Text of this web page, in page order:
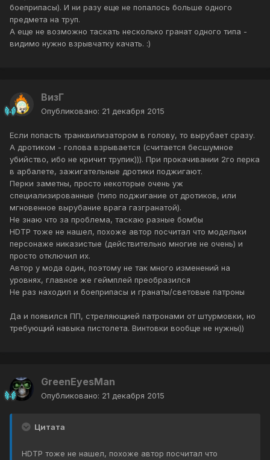
боеприпасы). И ни разу еще не попалось больше одного
предмета на труп.
А еще не возможно таскать несколько гранат одного типа -
видимо нужно взрывчатку качать. :)
ВизГ
Опубликовано: 21 декабря 2015
Если попасть транквилизатором в голову, то вырубает сразу.
А дротиком - голова взрывается (считается бесшумное
убийство, ибо не кричит трупик))). При прокачивании 2го перка
в арбалете, зажигательные дротики поджигают.
Перки заметны, просто некоторые очень уж
специализированные (типо поджигание от дротиков, или
мгновенное вырубание врага газгранатой).
Не знаю что за проблема, таскаю разные бомбы
HDTP тоже не нашел, похоже автор посчитал что модельки
персонаже никазистые (действительно многие не очень) и
просто отключил их.
Автор у мода один, поэтому не так много изменений на
уровнях, главное же геймплей преобразился
Не раз находил и боеприпасы и гранаты/световые патроны
Да и появился ПП, стреляющией патронами от штурмовки, но
требующий навыка пистолета. Винтовки вообще не нужны))
GreenEyesMan
Опубликовано: 21 декабря 2015
Цитата
HDTP тоже не нашел, похоже автор посчитал что